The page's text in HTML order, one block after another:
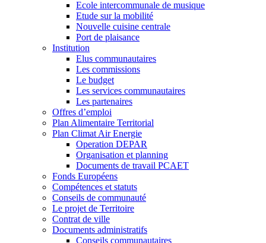
Ecole intercommunale de musique
Etude sur la mobilité
Nouvelle cuisine centrale
Port de plaisance
Institution
Elus communautaires
Les commissions
Le budget
Les services communautaires
Les partenaires
Offres d’emploi
Plan Alimentaire Territorial
Plan Climat Air Energie
Operation DEPAR
Organisation et planning
Documents de travail PCAET
Fonds Européens
Compétences et statuts
Conseils de communauté
Le projet de Territoire
Contrat de ville
Documents administratifs
Conseils communautaires